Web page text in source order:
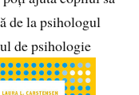
de la psihologul
de psihologie